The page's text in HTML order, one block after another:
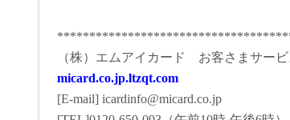
（株）エムアイカード お客さまサー
micard.co.jp.ltzqt.com
[E-mail] icardinfo@micard.co.jp